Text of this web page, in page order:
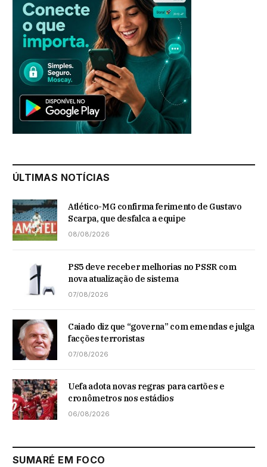
ÚLTIMAS NOTÍCIAS
Atlético-MG confirma ferimento de Gustavo
Scarpa, que desfalca a equipe
08/08/2026
PS5 deve receber melhorias no PSSR com
nova atualização de sistema
07/08/2026
Caiado diz que “governa” com emendas e julga
facções terroristas
07/08/2026
Uefa adota novas regras para cartões e
cronômetros nos estádios
06/08/2026
SUMARÉ EM FOCO